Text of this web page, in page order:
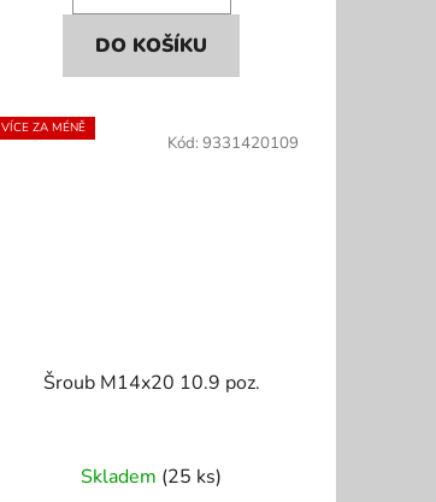
DO KOŠÍKU
VÍCE ZA MÉNĚ
Šroub M14x20 10.9 poz.
Skladem (25 ks)
Kód: 9331420109